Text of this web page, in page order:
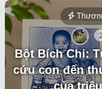
Bột Bích Chi:
cứu con đến
của